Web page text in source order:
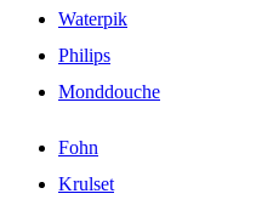
Waterpik
Philips
Monddouche
Fohn
Krulset